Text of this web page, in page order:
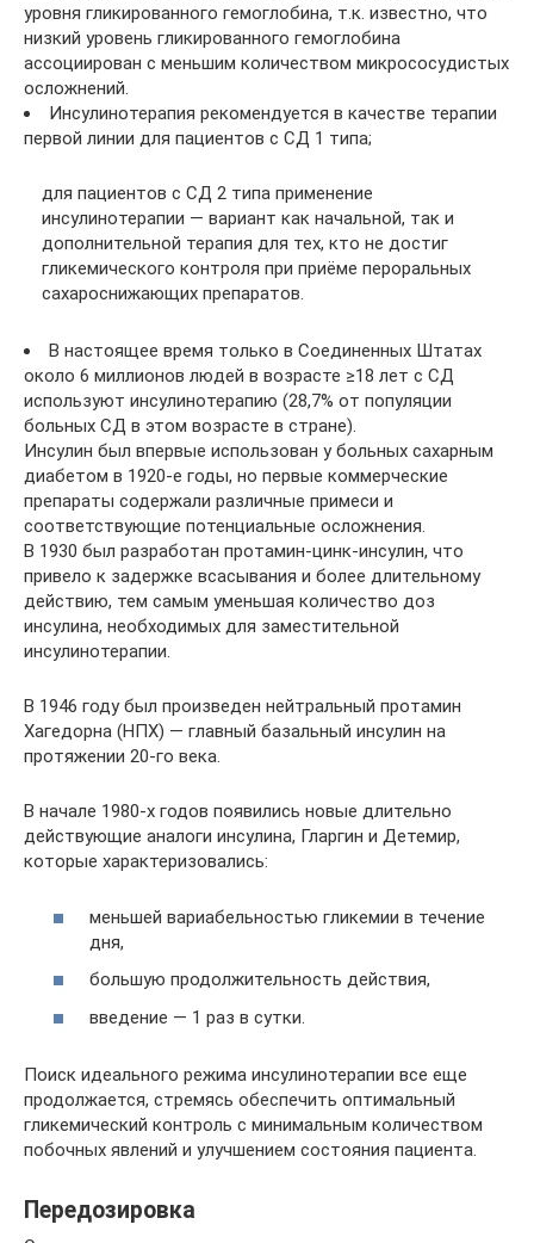
уровня гликированного гемоглобина, т.к. известно, что
низкий уровень гликированного гемоглобина
ассоциирован с меньшим количеством микрососудистых
осложнений.
Инсулинотерапия рекомендуется в качестве терапии
первой линии для пациентов с СД 1 типа;
для пациентов с СД 2 типа применение
инсулинотерапии — вариант как начальной, так и
дополнительной терапия для тех, кто не достиг
гликемического контроля при приёме пероральных
сахароснижающих препаратов.
В настоящее время только в Соединенных Штатах
около 6 миллионов людей в возрасте ≥18 лет с СД
используют инсулинотерапию (28,7% от популяции
больных СД в этом возрасте в стране).
Инсулин был впервые использован у больных сахарным
диабетом в 1920-е годы, но первые коммерческие
препараты содержали различные примеси и
соответствующие потенциальные осложнения.
В 1930 был разработан протамин-цинк-инсулин, что
привело к задержке всасывания и более длительному
действию, тем самым уменьшая количество доз
инсулина, необходимых для заместительной
инсулинотерапии.
В 1946 году был произведен нейтральный протамин
Хагедорна (НПХ) — главный базальный инсулин на
протяжении 20-го века.
В начале 1980-х годов появились новые длительно
действующие аналоги инсулина, Гларгин и Детемир,
которые характеризовались:
меньшей вариабельностью гликемии в течение
дня,
большую продолжительность действия,
введение — 1 раз в сутки.
Поиск идеального режима инсулинотерапии все еще
продолжается, стремясь обеспечить оптимальный
гликемический контроль с минимальным количеством
побочных явлений и улучшением состояния пациента.
Передозировка